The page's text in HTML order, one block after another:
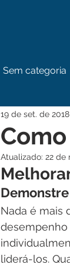
Sem categoria
19 de set. de 2018
Atualizado: 22 de
Nada é mais
desempenho
liderá-los.